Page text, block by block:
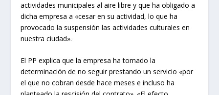
actividades municipales al aire libre y que ha obligado a
dicha empresa a «cesar en su actividad, lo que ha
provocado la suspensión las actividades culturales en
nuestra ciudad».
El PP explica que la empresa ha tomado la
determinación de no seguir prestando un servicio «por
el que no cobran desde hace meses e incluso ha